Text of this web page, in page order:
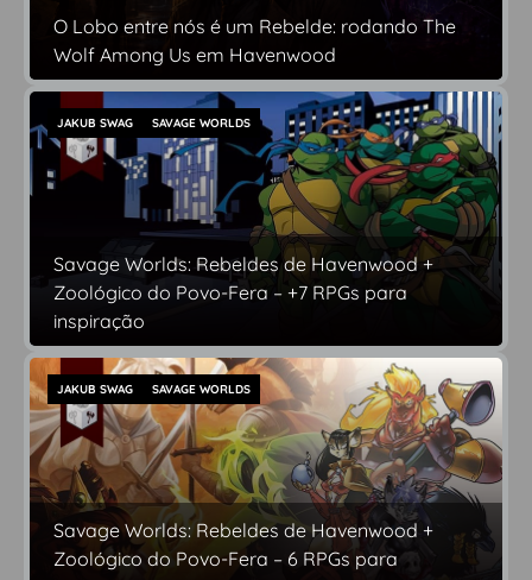
O Lobo entre nós é um Rebelde: rodando The
Wolf Among Us em Havenwood
Savage Worlds: Rebeldes de Havenwood +
Zoológico do Povo-Fera – +7 RPGs para
inspiração
JAKUB SWAG SAVAGE WORLDS
Savage Worlds: Rebeldes de Havenwood +
Zoológico do Povo-Fera – 6 RPGs para
JAKUB SWAG SAVAGE WORLDS